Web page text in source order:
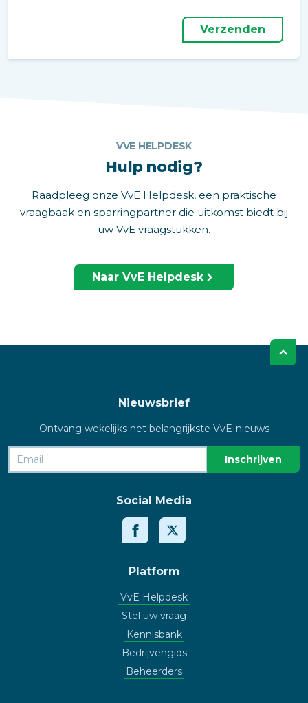
Verzenden
VVE HELPDESK
Hulp nodig?
Raadpleeg onze VvE Helpdesk, een praktische
vraagbaak en sparringpartner die uitkomst biedt bij
uw VvE vraagstukken.
Naar VvE Helpdesk
Nieuwsbrief
Ontvang wekelijks het belangrijkste VvE-nieuws
Social Media
Platform
VvE Helpdesk
Stel uw vraag
Kennisbank
Bedrijvengids
Beheerders